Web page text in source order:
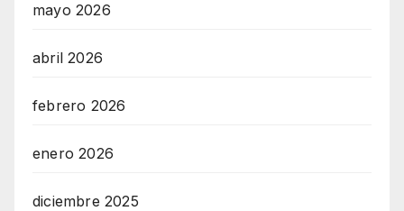
mayo 2026
abril 2026
febrero 2026
enero 2026
diciembre 2025